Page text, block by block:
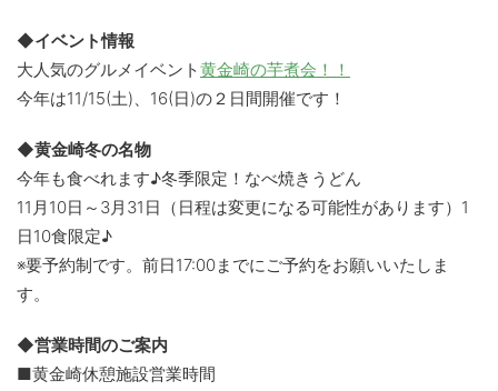
◆イベント情報
大人気のグルメイベント黄金崎の芋煮会！！
今年は11/15(土)、16(日)の２日間開催です！
◆黄金崎冬の名物
今年も食べれます♪冬季限定！なべ焼きうどん
11月10日～3月31日（日程は変更になる可能性があります）1
日10食限定♪
※要予約制です。前日17:00までにご予約をお願いいたしま
す。
◆営業時間のご案内
■黄金崎休憩施設営業時間